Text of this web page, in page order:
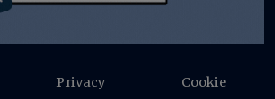
Privacy Cookie